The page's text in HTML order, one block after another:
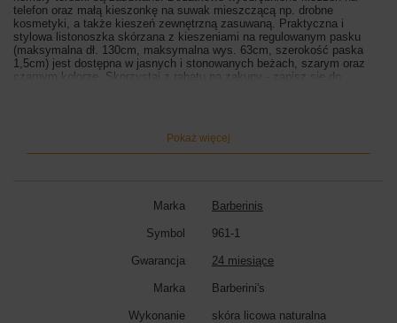
telefon oraz małą kieszonkę na suwak mieszczącą np. drobne
kosmetyki, a także kieszeń zewnętrzną zasuwaną. Praktyczna i
stylowa listonoszka skórzana z kieszeniami na regulowanym pasku
(maksymalna dł. 130cm, maksymalna wys. 63cm, szerokość paska
1,5cm) jest dostępna w jasnych i stonowanych beżach, szarym oraz
czarnym kolorze. Skorzystaj z rabatu na zakupy - zapisz się do
wysokość 17cm, szerokość 23cm, szerokość
dna 7,5cm
Pokaż więcej
Marka Barberinis
Symbol 961-1
Gwarancja 24 miesiące
Marka Barberini's
Wykonanie skóra licowa naturalna